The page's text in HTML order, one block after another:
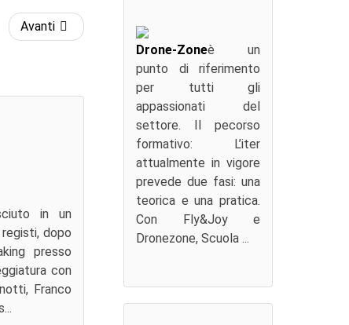
Avanti
in un
dopo
presso
con
Franco
Drone-Zoneè un
punto di riferimento
per tutti gli
appassionati del
settore. Il pecorso
formativo: L’iter
attualmente in vigore
prevede due fasi: una
teorica e una pratica.
Con Fly&Joy e
Dronezone, Scuola ...